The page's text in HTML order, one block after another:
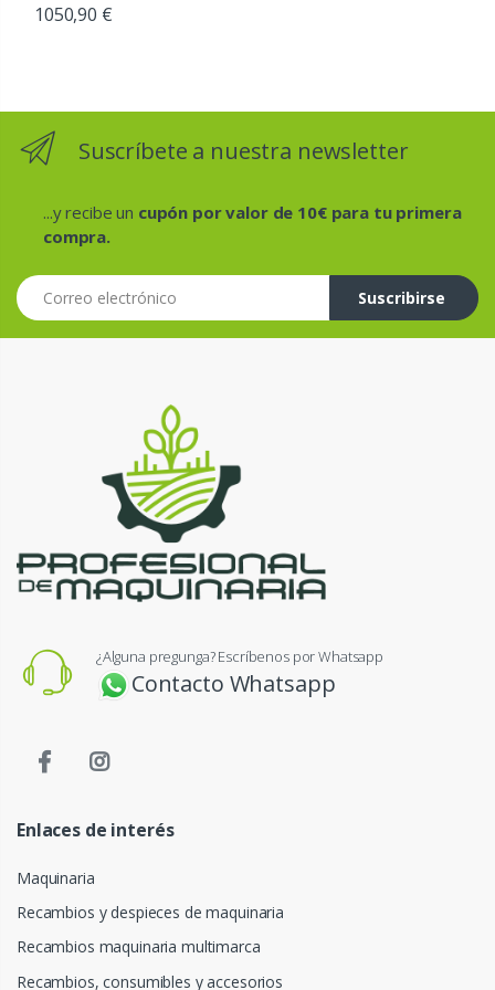
1050,90 €
Suscríbete a nuestra newsletter
...y recibe un cupón por valor de 10€ para tu primera
compra.
Correo electrónico
Suscribirse
¿Alguna pregunga? Escríbenos por Whatsapp
Contacto Whatsapp
Enlaces de interés
Maquinaria
Recambios y despieces de maquinaria
Recambios maquinaria multimarca
Recambios, consumibles y accesorios